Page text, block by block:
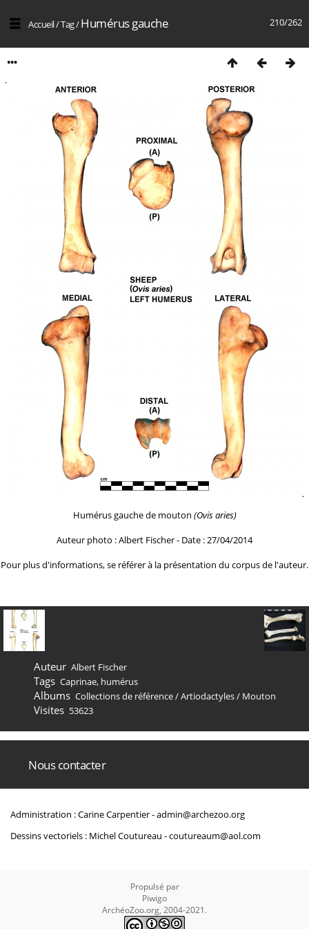
210/262
Accueil/Tag/Humérus gauche
Humérus gauche de mouton (Ovis aries)
Auteur photo : Albert Fischer - Date : 27/04/2014
Pour plus d'informations, se référer à la présentation du corpus de l'auteur.
Auteur Albert Fischer
Tags Caprinae, humérus
Albums Collections de référence/Artiodactyles/ Mouton
Visites 53623
Nous contacter
Administration : Carine Carpentier -admin@archezoo.org
Dessins vectoriels : Michel Coutureau -coutureaum@aol.com
Propulsé par
Piwigo
ArchéoZoo.org, 2004-2021.